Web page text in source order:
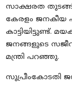
സാക്ഷരത
കേരളം ജനകീയ
കാട്ടിയിട്ടുണ്ട്.
ജനങ്ങളുടെ
മന്ത്രി പറഞ്ഞു.
സുപ്രീംകോടതി